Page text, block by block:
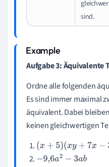
sind.
Aufgabe 3: Äquivalente
Ordne alle folgenden
Es sind immer maximal
äquivalent. Dabei
keinen gleichwertigen
(x+ 5)( xy+7x−3)
−9,6a2−3ab